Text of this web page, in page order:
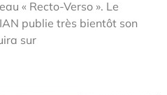
« Recto-Verso ». Le
publie très bientôt son
sur